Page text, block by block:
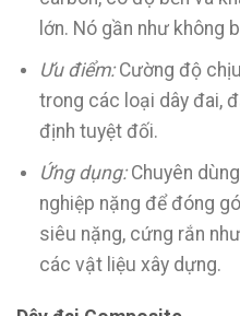
lớn. Nó gần như không
Ưu điểm:Cường độ
trong các loại dây đai,
định tuyệt đối.
Ứng dụng:Chuyên
nghiệp nặng để đóng
siêu nặng, cứng rắn
các vật liệu xây dựng.